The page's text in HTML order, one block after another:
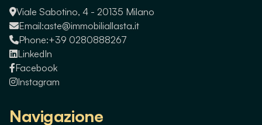
Viale Sabotino, 4 - 20135 Milano
Email:aste@immobiliallasta.it
Phone:+39 0280888267
LinkedIn
Facebook
Instagram
Navigazione